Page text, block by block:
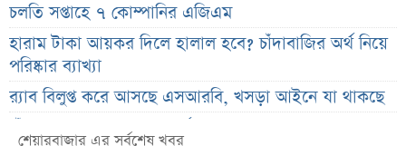
চলতি সপ্তাহে ৭ কোম্পানির এজিএম
হারাম টাকা আয়কর দিলে হালাল হবে? চাঁদাবাজির অর্থ নিয়ে
পরিষ্কার ব্যাখ্যা
র‌্যাব বিলুপ্ত করে আসছে এসআরবি, খসড়া আইনে যা থাকছে
চাঁদের ছায়ায় ঢেকে যাবে সূর্য, কবে ও কোথায় দেখা যাবে
শেয়ারবাজার এর সর্বশেষ খবর